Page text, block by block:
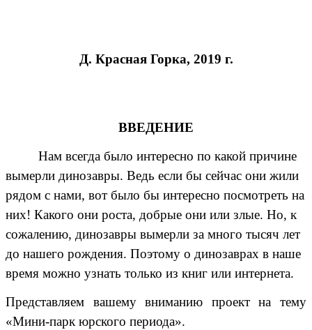
Д. Красная Горка, 2019 г.
ВВЕДЕНИЕ
Нам всегда было интересно по какой причине
вымерли динозавры. Ведь если бы сейчас они жили
рядом с нами, вот было бы интересно посмотреть на
них! Какого они роста, добрые они или злые. Но, к
сожалению, динозавры вымерли за много тысяч лет
до нашего рождения. Поэтому о динозаврах в наше
время можно узнать только из книг или интернета.
Представляем вашему вниманию проект на тему
«Мини-парк юрского периода».